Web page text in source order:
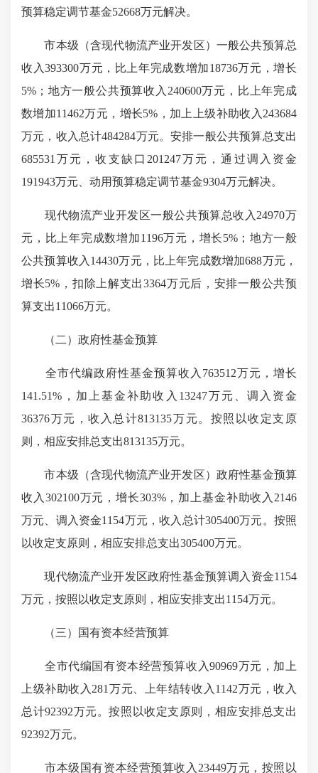
预算稳定调节基金52668万元解决。
市本级（含现代物流产业开发区）一般公共预算总
收入393300万元，比上年完成数增加18736万元，增长
5%；地方一般公共预算收入240600万元，比上年完成
数增加11462万元，增长5%，加上上级补助收入243684
万元，收入总计484284万元。安排一般公共预算总支出
685531万元，收支缺口201247万元，通过调入资金
191943万元、动用预算稳定调节基金9304万元解决。
现代物流产业开发区一般公共预算总收入24970万
元，比上年完成数增加1196万元，增长5%；地方一般
公共预算收入14430万元，比上年完成数增加688万元，
增长5%，扣除上解支出3364万元后，安排一般公共预
算支出11066万元。
（二）政府性基金预算
全市代编政府性基金预算收入763512万元，增长
141.51%，加上基金补助收入13247万元、调入资金
36376万元，收入总计813135万元。按照以收定支原
则，相应安排总支出813135万元。
市本级（含现代物流产业开发区）政府性基金预算
收入302100万元，增长303%，加上基金补助收入2146
万元、调入资金1154万元，收入总计305400万元。按照
以收定支原则，相应安排总支出305400万元。
现代物流产业开发区政府性基金预算调入资金1154
万元，按照以收定支原则，相应安排支出1154万元。
（三）国有资本经营预算
全市代编国有资本经营预算收入90969万元，加上
上级补助收入281万元、上年结转收入1142万元，收入
总计92392万元。按照以收定支原则，相应安排总支出
92392万元。
市本级国有资本经营预算收入23449万元，按照以